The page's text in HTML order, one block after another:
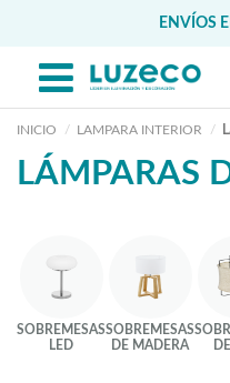
ENVÍOS
INICIO LAMPARA INTERIOR
LÁMPARAS
SOBREMESAS
LED
SOBREMESAS
DE MADERA